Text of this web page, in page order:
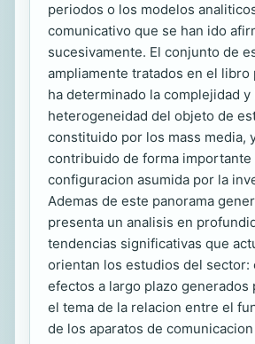
periodos o los modelos
comunicativo que se han ido
sucesivamente. El conjunto de
ampliamente tratados en el libro
ha determinado la complejidad y
heterogeneidad del objeto de
constituido por los mass media,
contribuido de forma importante
configuracion asumida por la
Ademas de este panorama
presenta un analisis en
tendencias significativas que
orientan los estudios del sector:
efectos a largo plazo generados
el tema de la relacion entre el
de los aparatos de